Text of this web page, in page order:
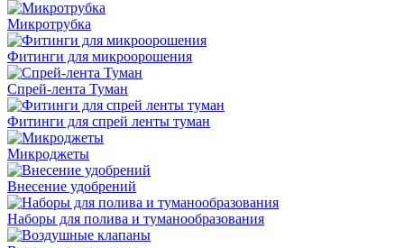
Микротрубка
Фитинги для микроорошения
Спрей-лента Туман
Фитинги для спрей ленты туман
Микроджеты
Внесение удобрений
Наборы для полива и туманообразования